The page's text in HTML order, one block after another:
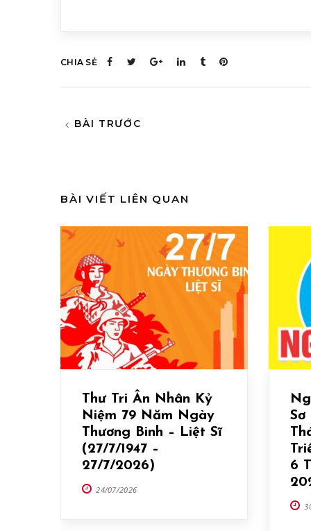
CHIA SẺ
BÀI TRƯỚC
BÀI VIẾT LIÊN QUAN
Thư Tri Ân Nhân Kỷ
Niệm 79 Năm Ngày
Thương Binh – Liệt Sĩ
(27/7/1947 –
27/7/2026)
24/07/2026
Sơ
6